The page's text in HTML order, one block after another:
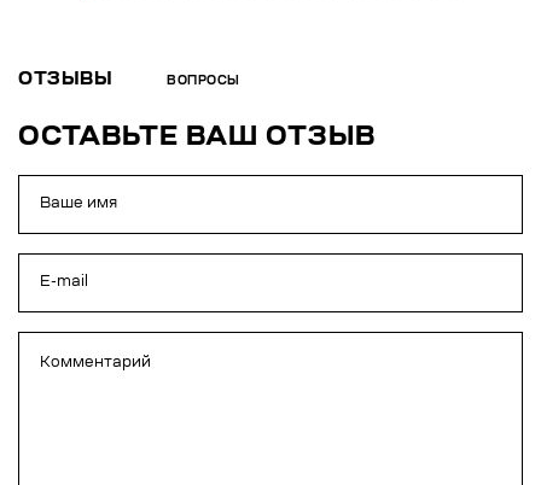
ОТЗЫВЫ ВОПРОСЫ
ОСТАВЬТЕ ВАШ ОТЗЫВ